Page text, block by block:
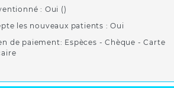
: Oui ()
les nouveaux patients : Oui
de paiement: Espèces - Chèque - Carte